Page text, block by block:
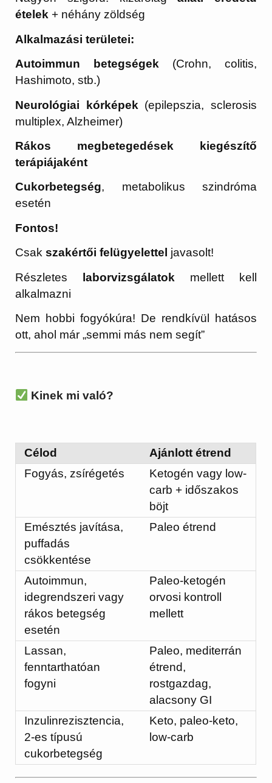
ételek + néhány zöldség
Alkalmazási területei:
Autoimmun betegségek (Crohn, colitis,
Hashimoto, stb.)
Neurológiai kórképek (epilepszia, sclerosis
multiplex, Alzheimer)
Rákos megbetegedések kiegészítő
terápiájaként
Cukorbetegség, metabolikus szindróma
esetén
Fontos!
Csakszakértői felügyelettel javasolt!
Részletes laborvizsgálatok mellett kell
alkalmazni
Nem hobbi fogyókúra! De rendkívül hatásos
ott, ahol már „semmi más nem segít”
Kinek mi való?
Célod
Ajánlott étrend
Fogyás, zsírégetés
Ketogén vagy low-
carb + időszakos
böjt
Emésztés javítása,
puffadás
csökkentése
Paleo étrend
Autoimmun,
idegrendszeri vagy
rákos betegség
esetén
Paleo-ketogén
orvosi kontroll
mellett
Lassan,
fenntarthatóan
fogyni
Paleo, mediterrán
étrend,
rostgazdag,
alacsony GI
Inzulinrezisztencia,
2-es típusú
cukorbetegség
Keto, paleo-keto,
low-carb